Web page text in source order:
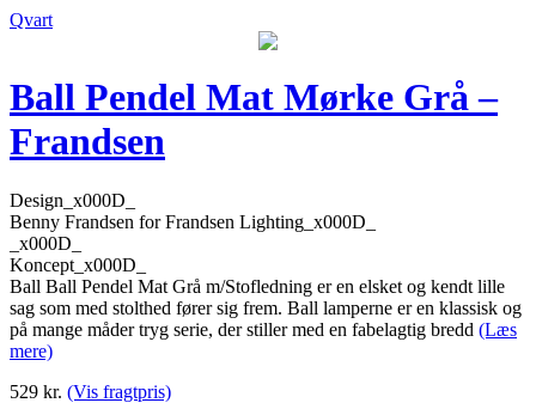
Qvart
Ball Pendel Mat Mørke Grå –
Frandsen
Design_x000D_
Benny Frandsen for Frandsen Lighting_x000D_
_x000D_
Koncept_x000D_
Ball Ball Pendel Mat Grå m/Stofledning er en elsket og kendt lille
sag som med stolthed fører sig frem. Ball lamperne er en klassisk og
på mange måder tryg serie, der stiller med en fabelagtig bredd (Læs
mere)
529 kr. (Vis fragtpris)